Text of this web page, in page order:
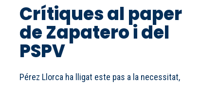
Crítiques al paper
de Zapatero i del
PSPV
Pérez Llorca ha lligat este pas a la necessitat,